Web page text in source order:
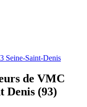
Seine-Saint-Denis
de VMC
Denis (93)